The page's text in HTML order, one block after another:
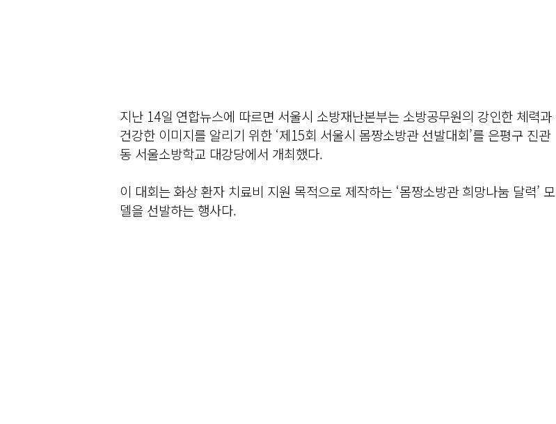
지난 14일 연합뉴스에 따르면 서울시 소방재난본부는 소방공무원의 강인한 체력과
건강한 이미지를 알리기 위한 ‘제15회 서울시 몸짱소방관 선발대회’를 은평구 진관
동 서울소방학교 대강당에서 개최했다.
이 대회는 화상 환자 치료비 지원 목적으로 제작하는 ‘몸짱소방관 희망나눔 달력’ 모
델을 선발하는 행사다.